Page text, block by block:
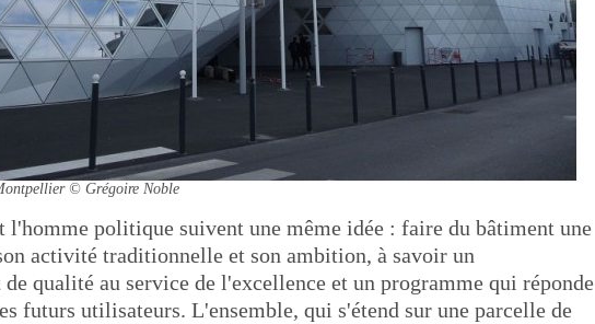
© Grégoire Noble
l'homme politique suivent une même idée : faire du bâtiment une
activité traditionnelle et son ambition, à savoir un
de qualité au service de l'excellence et un programme qui réponde
futurs utilisateurs. L'ensemble, qui s'étend sur une parcelle de